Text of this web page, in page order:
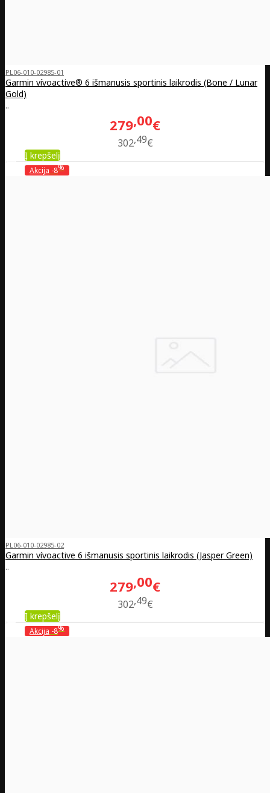
PL06-010-02985-01
Garmin vívoactive® 6 išmanusis sportinis laikrodis (Bone / Lunar
Gold)
..
279 00€
302 49€
Į krepšelį
Akcija -8%
PL06-010-02985-02
Garmin vívoactive 6 išmanusis sportinis laikrodis (Jasper Green)
..
279 00€
302 49€
Į krepšelį
Akcija -8%